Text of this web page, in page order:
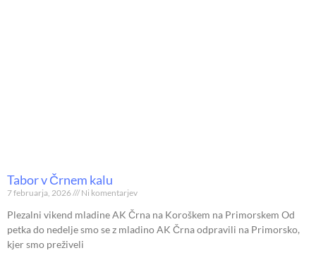
Tabor v Črnem kalu
7 februarja, 2026 Ni komentarjev
Plezalni vikend mladine AK Črna na Koroškem na Primorskem Od
petka do nedelje smo se z mladino AK Črna odpravili na Primorsko,
kjer smo preživeli